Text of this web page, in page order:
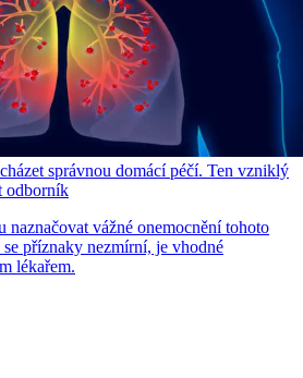
správnou domácí péčí. Ten vzniklý
odborník
naznačovat vážné onemocnění tohoto
příznaky nezmírní, je vhodné
lékařem.